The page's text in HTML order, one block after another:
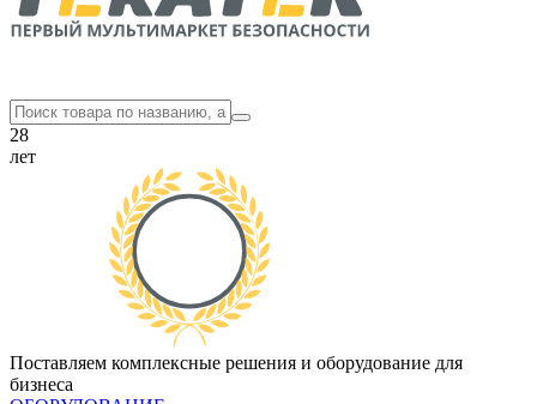
28
лет
Поставляем комплексные решения и оборудование для
бизнеса